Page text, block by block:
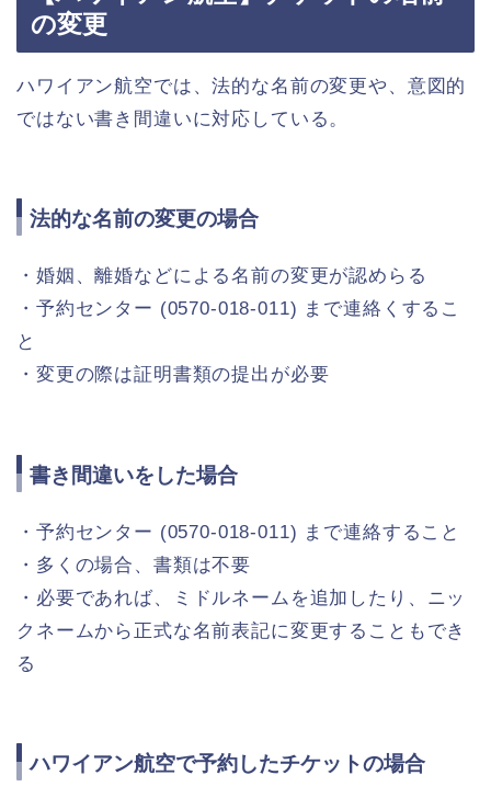
の変更
ハワイアン航空では、法的な名前の変更や、意図的
ではない書き間違いに対応している。
法的な名前の変更の場合
・婚姻、離婚などによる名前の変更が認めらる
・予約センター (0570-018-011) まで連絡くするこ
と
・変更の際は証明書類の提出が必要
書き間違いをした場合
・予約センター (0570-018-011) まで連絡すること
・多くの場合、書類は不要
・必要であれば、ミドルネームを追加したり、ニッ
クネームから正式な名前表記に変更することもでき
る
ハワイアン航空で予約したチケットの場合